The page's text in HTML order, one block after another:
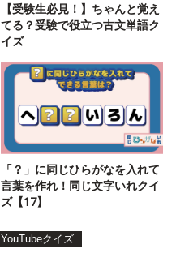
【受験生必見！】ちゃんと覚え
てる？受験で役立つ古文単語ク
イズ
「？」に同じひらがなを入れて
言葉を作れ！同じ文字いれクイ
ズ【17】
YouTubeクイズ